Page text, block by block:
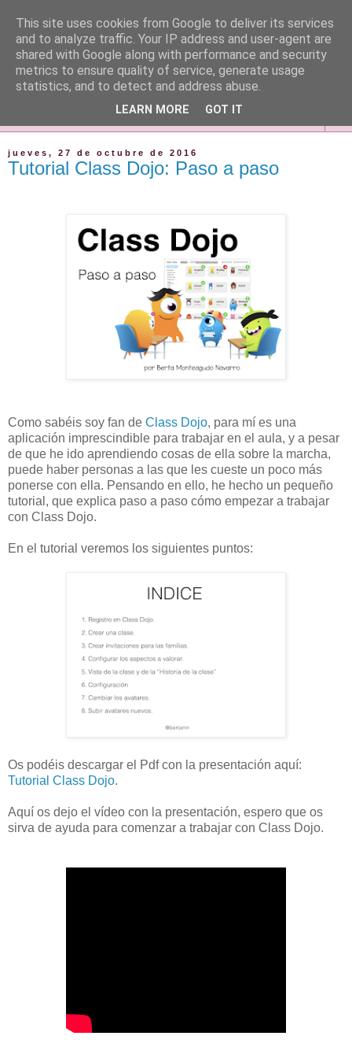
jueves, 27 de octubre de 2016
Tutorial Class Dojo: Paso a paso
Como sabéis soy fan de Class Dojo, para mí es una
aplicación imprescindible para trabajar en el aula, y a pesar
de que he ido aprendiendo cosas de ella sobre la marcha,
puede haber personas a las que les cueste un poco más
ponerse con ella. Pensando en ello, he hecho un pequeño
tutorial, que explica paso a paso cómo empezar a trabajar
con Class Dojo.
En el tutorial veremos los siguientes puntos:
Os podéis descargar el Pdf con la presentación aquí:
Tutorial Class Dojo.
Aquí os dejo el vídeo con la presentación, espero que os
sirva de ayuda para comenzar a trabajar con Class Dojo.
This site uses cookies from Google to deliver its services
and to analyze traffic. Your IP address and user-agent are
shared with Google along with performance and security
metrics to ensure quality of service, generate usage
statistics, and to detect and address abuse.
LEARN MORE GOT IT